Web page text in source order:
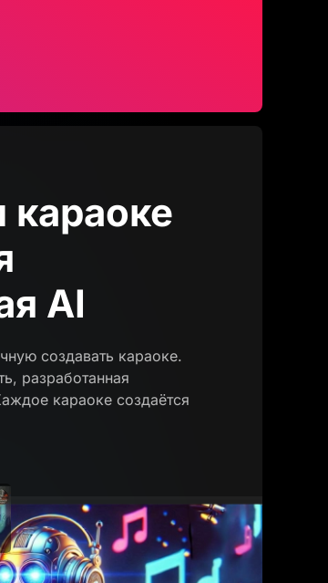
AI
создавать караоке.
разработанная
караоке создаётся